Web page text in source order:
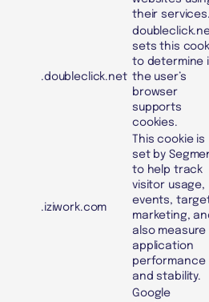
their
.doubleclick.net
sets this
to determine
the user’s
browser
supports
cookies.
.iziwork.com
This cookie is
set by
to help track
visitor usage,
events,
marketing,
also measure
application
performance
and stability.
Google